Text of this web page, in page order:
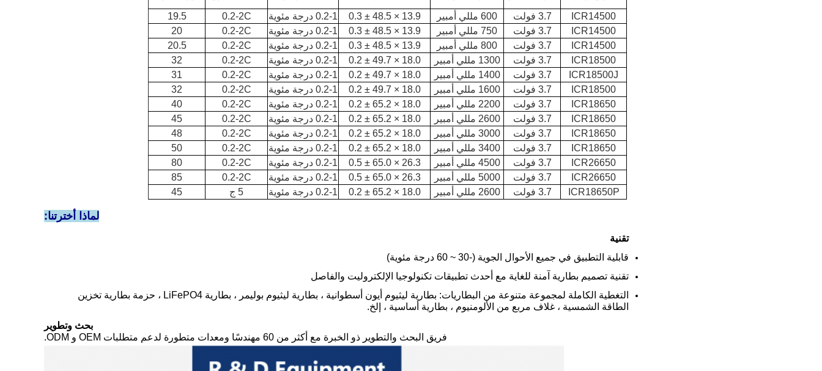
ICR14500 3.7 فولت 600 مللي أمبير 13.9 × 48.5 ± 0.3 0.2-1 درجة مئوية 0.2-2C
19.5
ICR14500
3.7 فولت 750 مللي أمبير 13.9 × 48.5 ± 0.3 0.2-1 درجة مئوية 0.2-2C
20
ICR14500
3.7 فولت 800 مللي أمبير 13.9 × 48.5 ± 0.3 0.2-1 درجة مئوية 0.2-2C
20.5
ICR18500
3.7 فولت 1300 مللي أمبير 18.0 × 49.7 ± 0.2 0.2-1 درجة مئوية 0.2-2C
32
ICR18500J
3.7 فولت 1400 مللي أمبير 18.0 × 49.7 ± 0.2 0.2-1 درجة مئوية 0.2-2C
31
ICR18500
3.7 فولت 1600 مللي أمبير 18.0 × 49.7 ± 0.2 0.2-1 درجة مئوية 0.2-2C
32
ICR18650
3.7 فولت 2200 مللي أمبير 18.0 × 65.2 ± 0.2 0.2-1 درجة مئوية 0.2-2C
40
ICR18650
3.7 فولت 2600 مللي أمبير 18.0 × 65.2 ± 0.2 0.2-1 درجة مئوية 0.2-2C
45
ICR18650
3.7 فولت 3000 مللي أمبير 18.0 × 65.2 ± 0.2 0.2-1 درجة مئوية 0.2-2C
48
ICR18650
3.7 فولت 3400 مللي أمبير 18.0 × 65.2 ± 0.2 0.2-1 درجة مئوية 0.2-2C
50
ICR26650
3.7 فولت 4500 مللي أمبير 26.3 × 65.0 ± 0.5 0.2-1 درجة مئوية 0.2-2C
80
ICR26650
3.7 فولت 5000 مللي أمبير 26.3 × 65.0 ± 0.5 0.2-1 درجة مئوية 0.2-2C
85
ICR18650P
3.7 فولت 2600 مللي أمبير 18.0 × 65.2 ± 0.2 0.2-1 درجة مئوية 5 ج 45
لماذا أخترتنا:
تقنية
قابلية التطبيق في جميع الأحوال الجوية (-30 ~ 60 درجة مئوية)
تقنية تصميم بطارية آمنة للغاية مع أحدث تطبيقات تكنولوجيا الإلكتروليت والفاصل
التغطية الكاملة لمجموعة متنوعة من البطاريات: بطارية ليثيوم أيون أسطوانية ، بطارية ليثيوم بوليمر ، بطارية LiFePO4 ، حزمة بطارية تخزين
الطاقة الشمسية ، غلاف مربع من الألومنيوم ، بطارية أساسية ، إلخ.
بحث وتطوير
فريق البحث والتطوير ذو الخبرة مع أكثر من 60 مهندسًا ومعدات متطورة لدعم متطلبات OEM و ODM.